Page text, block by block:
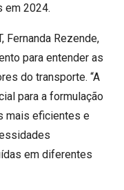
em 2024.
Fernanda Rezende,
para entender as
do transporte. “A
para a formulação
mais eficientes e
em diferentes